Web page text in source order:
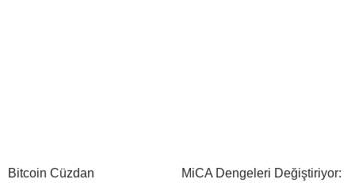
Bitcoin Cüzdan
MiCA Dengeleri Değiştiriyor: